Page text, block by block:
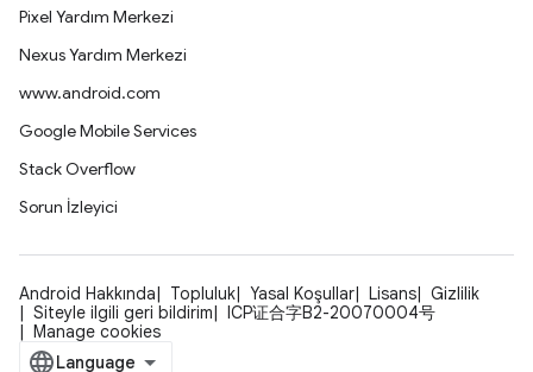
Pixel Yardım Merkezi
Nexus Yardım Merkezi
www.android.com
Google Mobile Services
Stack Overflow
Sorun İzleyici
Android Hakkında Topluluk Yasal Koşullar Lisans
Gizlilik
Siteyle ilgili geri bildirim
ICP证合字B2-20070004号
Manage cookies